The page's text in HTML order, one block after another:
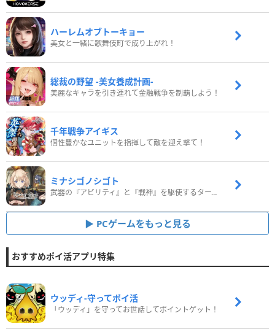
ハーレムオブトーキョー
美女と一緒に歌舞伎町で成り上がれ！
総裁の野望 -美女養成計画-
美麗なキャラを引き連れて金融戦争を制覇しよう！
千年戦争アイギス
個性豊かなユニットを指揮して敵を迎え撃て！
ミナシゴノシゴト
武器の『アビリティ』と『戦神』を駆使するターン制コマンドバトルRPG！
PCゲームをもっと見る
おすすめポイ活アプリ特集
ウッディ‐守ってポイ活
「ウッディ」を守ってお世話してポイントゲット！